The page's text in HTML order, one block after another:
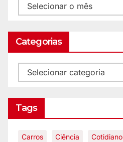
Categorias
Tags
Carros Ciência Cotidiano